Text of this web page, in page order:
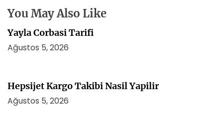
i
You May Also Like
Yayla Corbasi Tarifi
Ağustos 5, 2026
Hepsijet Kargo Takibi Nasil Yapilir
Ağustos 5, 2026